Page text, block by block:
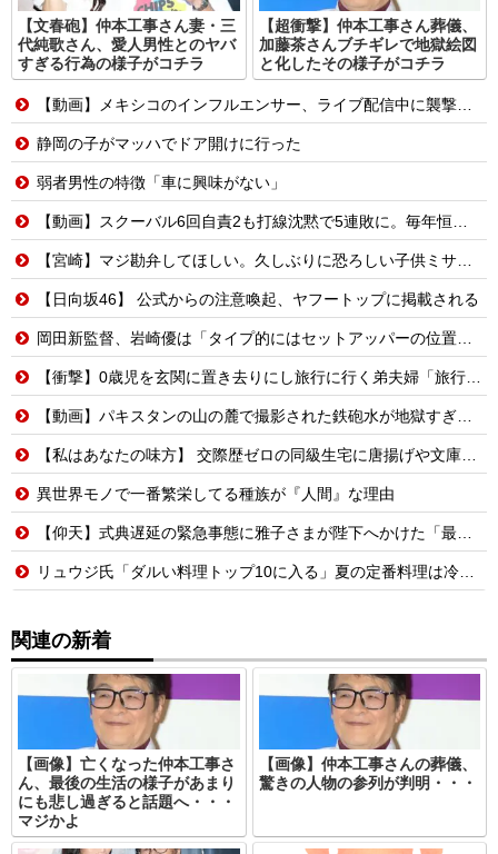
【文春砲】仲本工事さん妻・三
代純歌さん、愛人男性とのヤバ
すぎる行為の様子がコチラ
【超衝撃】仲本工事さん葬儀、
加藤茶さんブチギレで地獄絵図
と化したその様子がコチラ
【動画】メキシコのインフルエンサー、ライブ配信中に襲撃されて死亡。
静岡の子がマッハでドア開けに行った
弱者男性の特徴「車に興味がない」
【動画】スクーバル6回自責2も打線沈黙で5連敗に。毎年恒例の苦しい時期に入るドジャースファン
【宮崎】マジ勘弁してほしい。久しぶりに恐ろしい子供ミサイルを見た。
【日向坂46】 公式からの注意喚起、ヤフートップに掲載される
岡田新監督、岩崎優は「タイプ的にはセットアッパーの位置が一番合うてる」←おーん
【衝撃】0歳児を玄関に置き去りにし旅行に行く弟夫婦「旅行中、1ヶ月世話しろw」18年後に返せと言われ「お前らの子供、捨てたよ?」「は!?」
【動画】パキスタンの山の麓で撮影された鉄砲水が地獄すぎる。
【私はあなたの味方】 交際歴ゼロの同級生宅に唐揚げや文庫本を20回以上届けた24歳女を逮捕
異世界モノで一番繁栄してる種族が『人間』な理由
【仰天】式典遅延の緊急事態に雅子さまが陛下へかけた「最高の一言」とは? 楽曲提供:株式会社FLMusic
リュウジ氏「ダルい料理トップ10に入る」夏の定番料理は冷やし中華 「あり得ないほどダルい」
関連の新着
【画像】亡くなった仲本工事さ
ん、最後の生活の様子があまり
にも悲し過ぎると話題へ・・・
マジかよ
【画像】仲本工事さんの葬儀、
驚きの人物の参列が判明・・・